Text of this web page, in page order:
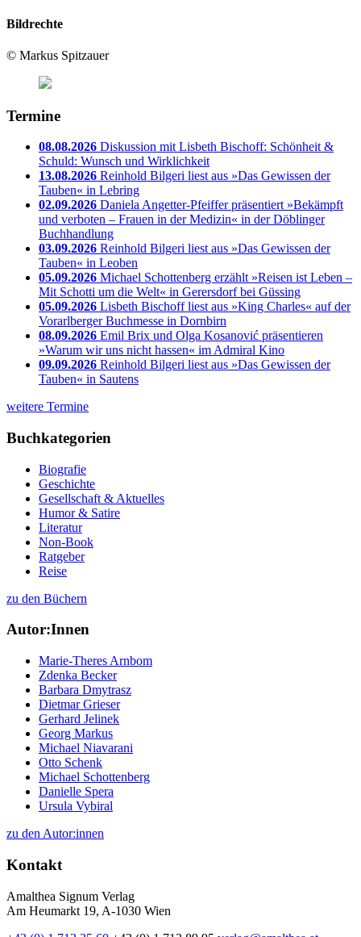
Bildrechte
© Markus Spitzauer
Termine
08.08.2026 Diskussion mit Lisbeth Bischoff: Schönheit &
Schuld: Wunsch und Wirklichkeit
13.08.2026 Reinhold Bilgeri liest aus »Das Gewissen der
Tauben« in Lebring
02.09.2026 Daniela Angetter-Pfeiffer präsentiert »Bekämpft
und verboten – Frauen in der Medizin« in der Döblinger
Buchhandlung
03.09.2026 Reinhold Bilgeri liest aus »Das Gewissen der
Tauben« in Leoben
05.09.2026 Michael Schottenberg erzählt »Reisen ist Leben –
Mit Schotti um die Welt« in Gerersdorf bei Güssing
05.09.2026 Lisbeth Bischoff liest aus »King Charles« auf der
Vorarlberger Buchmesse in Dornbirn
08.09.2026 Emil Brix und Olga Kosanović präsentieren
»Warum wir uns nicht hassen« im Admiral Kino
09.09.2026 Reinhold Bilgeri liest aus »Das Gewissen der
Tauben« in Sautens
weitere Termine
Buchkategorien
Biografie
Geschichte
Gesellschaft & Aktuelles
Humor & Satire
Literatur
Non-Book
Ratgeber
Reise
zu den Büchern
Autor:Innen
Marie-Theres Arnbom
Zdenka Becker
Barbara Dmytrasz
Dietmar Grieser
Gerhard Jelinek
Georg Markus
Michael Niavarani
Otto Schenk
Michael Schottenberg
Danielle Spera
Ursula Vybiral
zu den Autor:innen
Kontakt
Amalthea Signum Verlag
Am Heumarkt 19, A-1030 Wien